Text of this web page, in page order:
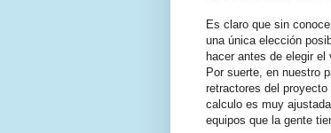
Es claro que sin
una única elección
hacer antes de elegir el
Por suerte, en nuestro
retractores del
calculo es muy
equipos que la gente